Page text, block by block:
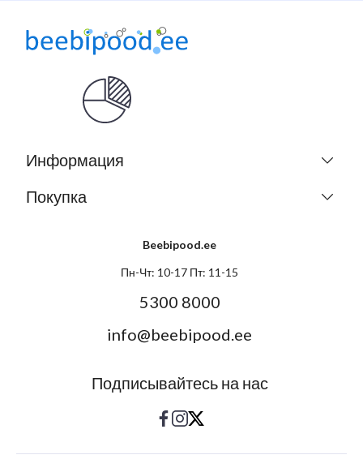
Информация
Покупка
Beebipood.ee
Пн-Чт: 10-17 Пт: 11-15
5300 8000
info@beebipood.ee
Подписывайтесь на нас